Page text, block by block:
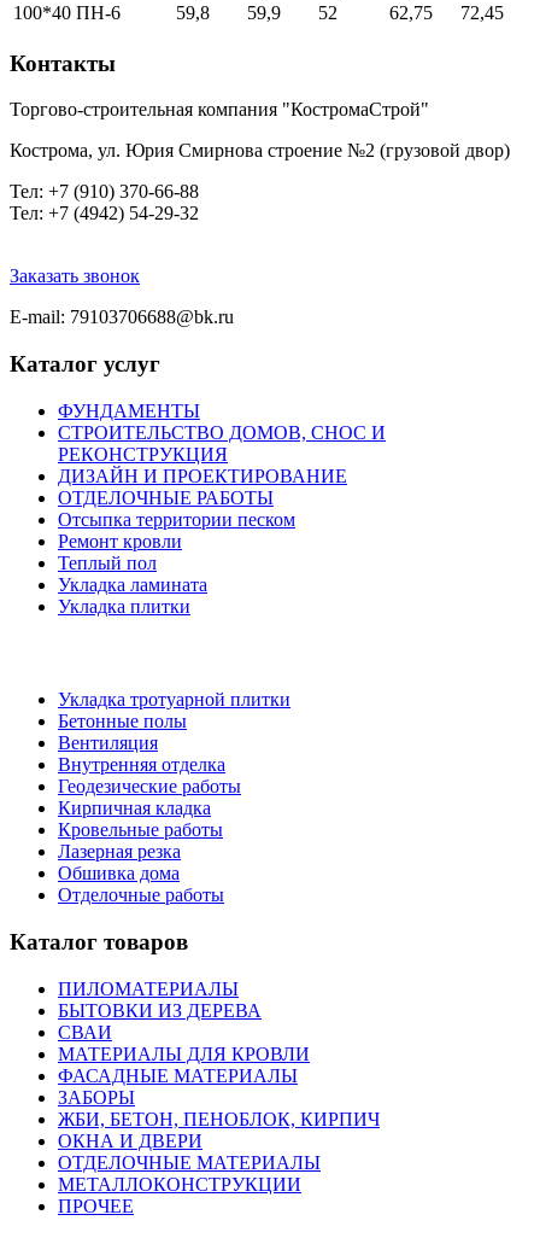
100*40 ПН-6
59,8 59,9 52 62,75 72,45
Контакты
Торгово-строительная компания "КостромаСтрой"
Кострома, ул. Юрия Смирнова строение №2 (грузовой двор)
Тел: +7 (910) 370-66-88
Тел: +7 (4942) 54-29-32
Заказать звонок
E-mail: 79103706688@bk.ru
Каталог услуг
ФУНДАМЕНТЫ
СТРОИТЕЛЬСТВО ДОМОВ, СНОС И
РЕКОНСТРУКЦИЯ
ДИЗАЙН И ПРОЕКТИРОВАНИЕ
ОТДЕЛОЧНЫЕ РАБОТЫ
Отсыпка территории песком
Ремонт кровли
Теплый пол
Укладка ламината
Укладка плитки
Укладка тротуарной плитки
Бетонные полы
Вентиляция
Внутренняя отделка
Геодезические работы
Кирпичная кладка
Кровельные работы
Лазерная резка
Обшивка дома
Отделочные работы
Каталог товаров
ПИЛОМАТЕРИАЛЫ
БЫТОВКИ ИЗ ДЕРЕВА
СВАИ
МАТЕРИАЛЫ ДЛЯ КРОВЛИ
ФАСАДНЫЕ МАТЕРИАЛЫ
ЗАБОРЫ
ЖБИ, БЕТОН, ПЕНОБЛОК, КИРПИЧ
ОКНА И ДВЕРИ
ОТДЕЛОЧНЫЕ МАТЕРИАЛЫ
МЕТАЛЛОКОНСТРУКЦИИ
ПРОЧЕЕ